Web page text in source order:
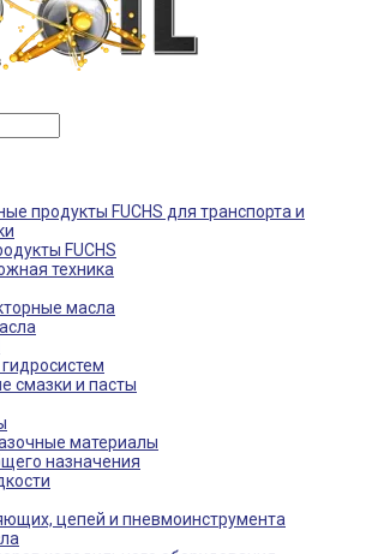
продукты FUCHS для транспорта и
FUCHS
техника
масла
смазки и пасты
материалы
назначения
цепей и пневмоинструмента